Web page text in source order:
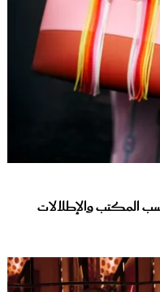
المكتب والإطلالات